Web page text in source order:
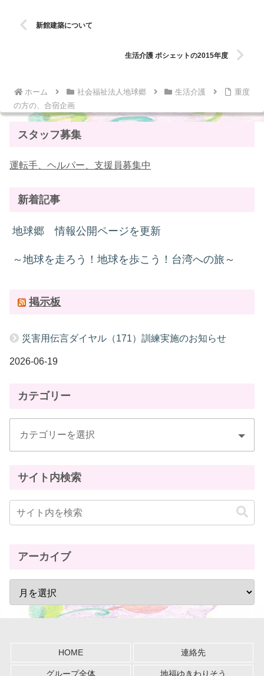
新館建築について
生活介護 ポシェットの2015年度
ホーム 社会福祉法人地球郷 生活介護
重度
の方の、合宿企画
スタッフ募集
運転手、ヘルパー、支援員募集中
新着記事
地球郷 情報公開ページを更新
～地球を走ろう！地球を歩こう！台湾への旅～
掲示板
災害用伝言ダイヤル（171）訓練実施のお知らせ
2026-06-19
カテゴリー
サイト内検索
アーカイブ
HOME 連絡先
グループ全体 地福ゆきわりそう